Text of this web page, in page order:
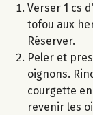
Verser 1 cs
tofou aux
Réserver.
Peler et
oignons.
courgette
revenir les